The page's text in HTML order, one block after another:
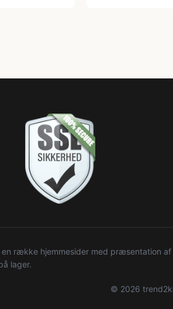
række hjemmesider med præsentation
lager.
© 2026